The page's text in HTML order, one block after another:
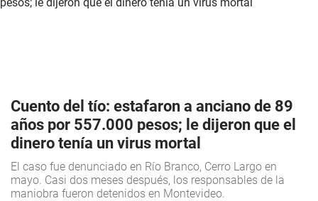
Cuento del tío: estafaron a anciano de 89
años por 557.000 pesos; le dijeron que el
dinero tenía un virus mortal
El caso fue denunciado en Río Branco, Cerro Largo en
mayo. Casi dos meses después, los responsables de la
maniobra fueron detenidos en Montevideo.